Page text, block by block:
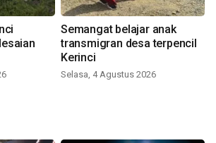
Semangat belajar anak
transmigran desa terpencil
Kerinci
Selasa, 4 Agustus 2026